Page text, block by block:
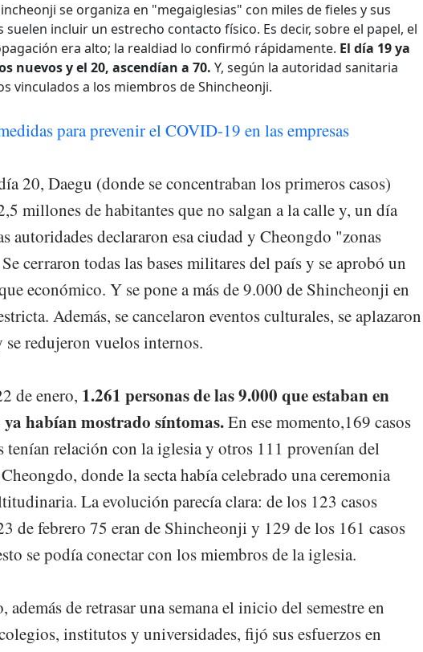
se organiza en "megaiglesias" con miles de fieles y sus
suelen incluir un estrecho contacto físico. Es decir, sobre el papel, el
era alto; la realdiad lo confirmó rápidamente. El día 19 ya
nuevos y el 20, ascendían a 70. Y, según la autoridad sanitaria
vinculados a los miembros de Shincheonji.
para prevenir el COVID-19 en las empresas
20, Daegu (donde se concentraban los primeros casos)
millones de habitantes que no salgan a la calle y, un día
autoridades declararon esa ciudad y Cheongdo "zonas
cerraron todas las bases militares del país y se aprobó un
económico. Y se pone a más de 9.000 de Shincheonji en
Además, se cancelaron eventos culturales, se aplazaron
redujeron vuelos internos.
de enero, 1.261 personas de las 9.000 que estaban en
habían mostrado síntomas.En ese momento,169 casos
tenían relación con la iglesia y otros 111 provenían del
donde la secta había celebrado una ceremonia
La evolución parecía clara: de los 123 casos
de febrero 75 eran de Shincheonji y 129 de los 161 casos
se podía conectar con los miembros de la iglesia.
además de retrasar una semana el inicio del semestre en
institutos y universidades, fijó sus esfuerzos en